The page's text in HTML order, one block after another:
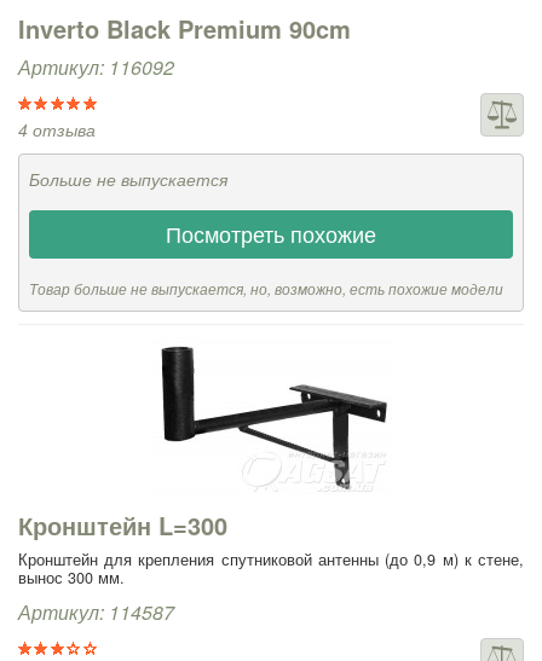
Inverto Black Premium 90cm
Артикул: 116092
4 отзыва
Больше не выпускается
Посмотреть похожие
Товар больше не выпускается, но, возможно, есть похожие модели
Кронштейн L=300
Кронштейн для крепления спутниковой антенны (до 0,9 м) к стене,
вынос 300 мм.
Артикул: 114587